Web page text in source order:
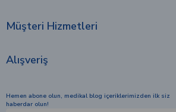
Müşteri Hizmetleri
Alışveriş
Hemen abone olun, medikal blog içeriklerimizden ilk siz
haberdar olun!